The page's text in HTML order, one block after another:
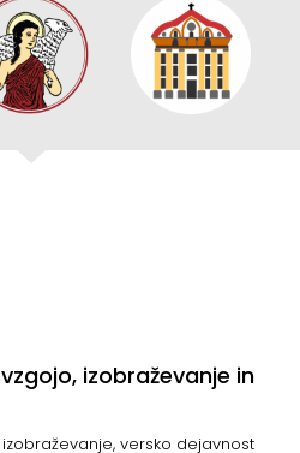
izobraževanje in
versko dejavnost